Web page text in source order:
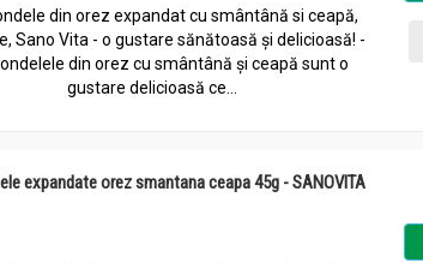
din orez expandat cu smântână si ceapă,
Sano Vita - o gustare sănătoasă și delicioasă! -
din orez cu smântână și ceapă sunt o
gustare delicioasă ce...
expandate orez smantana ceapa 45g - SANOVITA